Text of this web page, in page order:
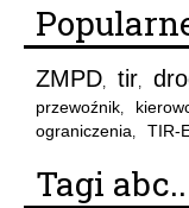
ZMPD, tir,
przewoźnik,
ograniczenia, TIR-
Tagi abc..